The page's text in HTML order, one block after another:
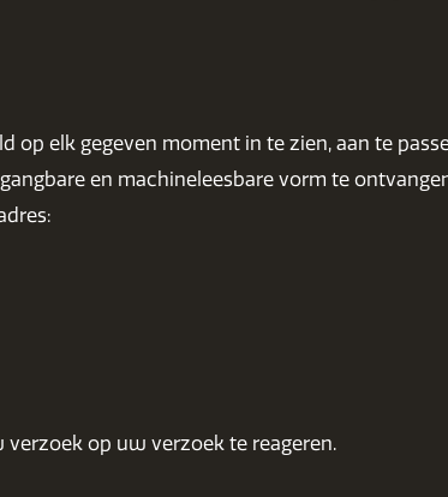
op elk gegeven moment in te zien, aan te
en machineleesbare vorm te
op uw verzoek te reageren.